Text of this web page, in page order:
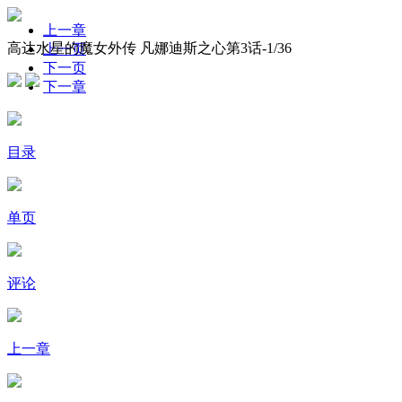
高达水星的魔女外传 凡娜迪斯之心第3话-1/36
上一章
上一页
下一页
下一章
目录
单页
评论
上一章